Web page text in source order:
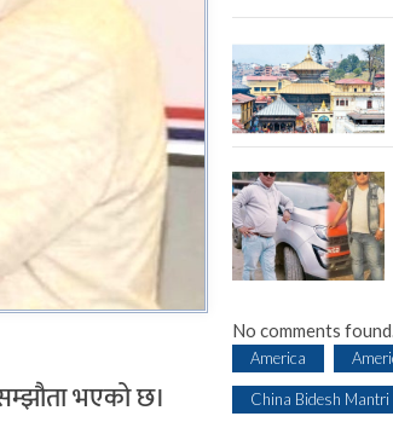
भएको छ।
No comments
America
China Bidesh Mantri